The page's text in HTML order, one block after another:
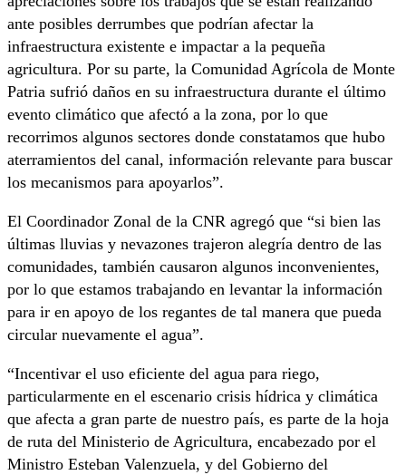
ante posibles derrumbes que podrían afectar la
infraestructura existente e impactar a la pequeña
agricultura. Por su parte, la Comunidad Agrícola de Monte
Patria sufrió daños en su infraestructura durante el último
evento climático que afectó a la zona, por lo que
recorrimos algunos sectores donde constatamos que hubo
aterramientos del canal, información relevante para buscar
los mecanismos para apoyarlos”.
El Coordinador Zonal de la CNR agregó que “si bien las
últimas lluvias y nevazones trajeron alegría dentro de las
comunidades, también causaron algunos inconvenientes,
por lo que estamos trabajando en levantar la información
para ir en apoyo de los regantes de tal manera que pueda
circular nuevamente el agua”.
“Incentivar el uso eficiente del agua para riego,
particularmente en el escenario crisis hídrica y climática
que afecta a gran parte de nuestro país, es parte de la hoja
de ruta del Ministerio de Agricultura, encabezado por el
Ministro Esteban Valenzuela, y del Gobierno del